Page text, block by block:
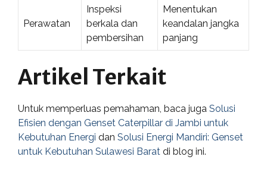
Perawatan
Inspeksi
berkala dan
pembersihan
Menentukan
keandalan jangka
panjang
Artikel Terkait
Untuk memperluas pemahaman, baca juga Solusi
Efisien dengan Genset Caterpillar di Jambi untuk
Kebutuhan Energi dan Solusi Energi Mandiri: Genset
untuk Kebutuhan Sulawesi Barat di blog ini.